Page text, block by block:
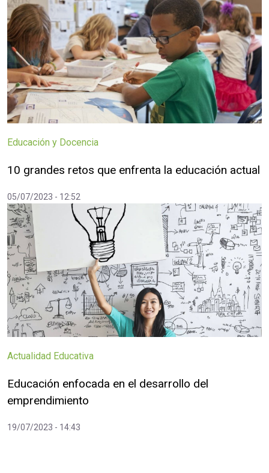
Educación y Docencia
10 grandes retos que enfrenta la educación actual
05/07/2023 - 12:52
Actualidad Educativa
Educación enfocada en el desarrollo del
emprendimiento
19/07/2023 - 14:43